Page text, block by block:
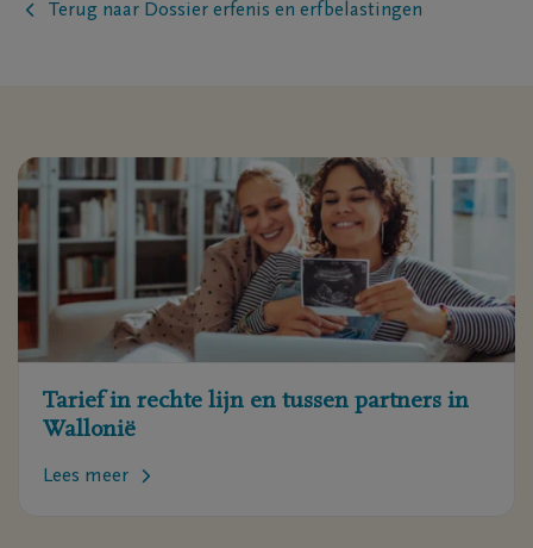
Terug naar Dossier erfenis en erfbelastingen
Tarief in rechte lijn en tussen partners in
Wallonië
Lees meer